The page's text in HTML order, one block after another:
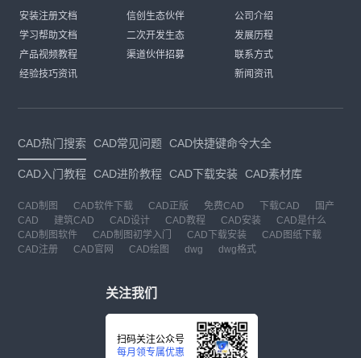
安装注册文档
学习帮助文档
产品视频教程
经验技巧资讯
信创生态伙伴
二次开发生态
渠道伙伴招募
公司介绍
发展历程
联系方式
新闻资讯
CAD热门搜索 CAD常见问题 CAD快捷键命令大全
CAD入门教程 CAD进阶教程 CAD下载安装 CAD素材库
CAD制图 CAD软件下载 CAD正版 免费CAD 下载CAD
国产
CAD
建筑CAD CAD设计 CAD教程 CAD安装
CAD是什么
CAD制图软件
CAD制图初学入门 CAD下载安装
CAD图纸下载
CAD注册
CAD官网 CAD绘图 dwg dwg格式
关注我们
扫码关注公众号
每月领专属优惠